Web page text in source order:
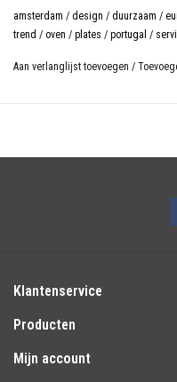
amsterdam / design / duurzaam /
trend / oven / plates / portugal /
Aan verlanglijst toevoegen /
Klantenservice
Producten
Mijn account